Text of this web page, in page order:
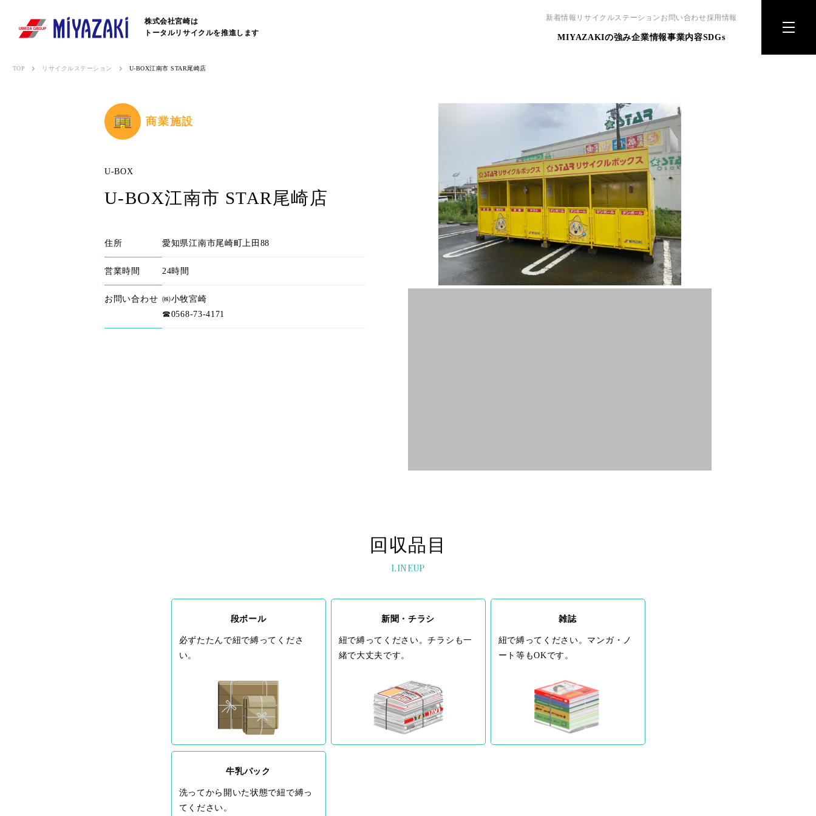
株式会社宮崎は
トータルリサイクルを推進します
新着情報 リサイクルステーション お問い合わせ採用情報
MIYAZAKIの強み企業情報事業内容SDGs
TOP リサイクルステーション U-BOX江南市 STAR尾崎店
商業施設
U-BOX
U-BOX江南市 STAR尾崎店
住所 愛知県江南市尾崎町上田88
営業時間 24時間
お問い合わせ ㈱小牧宮崎
☎0568-73-4171
回収品目
LINEUP
段ボール
必ずたたんで紐で縛ってくださ
い。
新聞・チラシ
紐で縛ってください。チラシも一
緒で大丈夫です。
雑誌
紐で縛ってください。マンガ・ノ
ート等もOKです。
牛乳パック
洗ってから開いた状態で紐で縛っ
てください。